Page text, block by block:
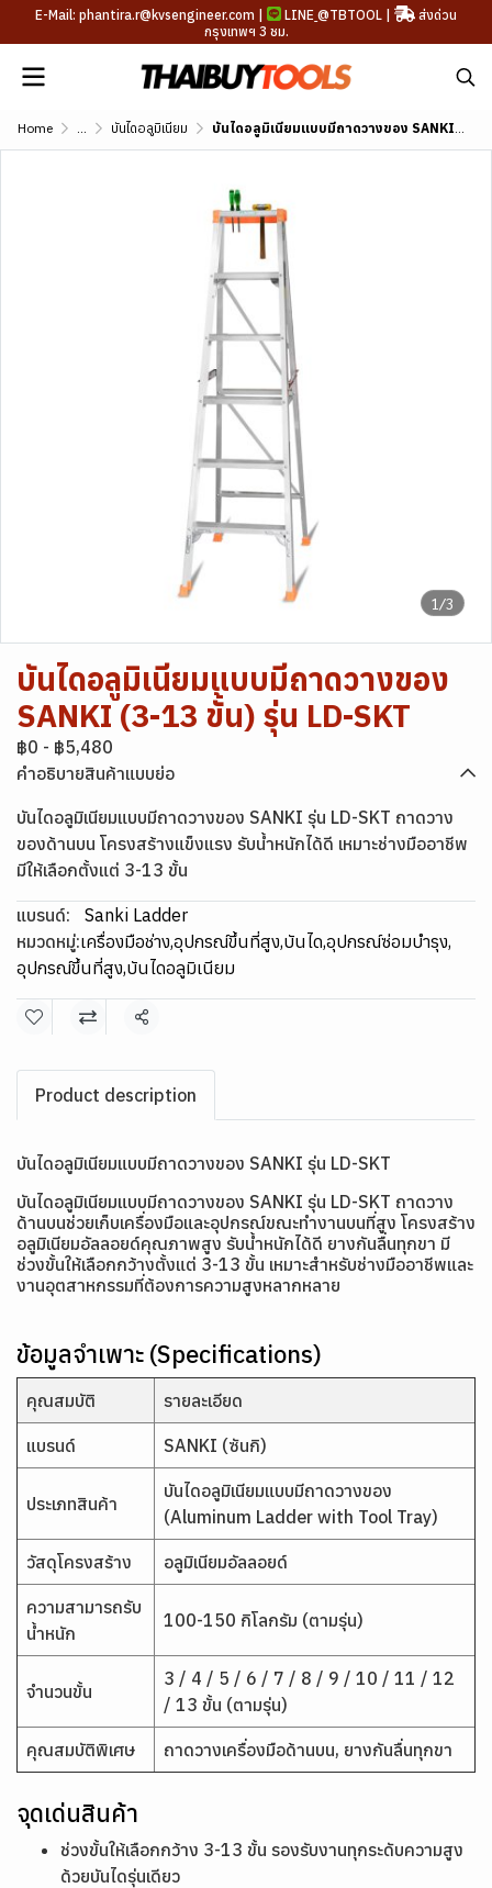
E-Mail: phantira.r@kvsengineer.com | LINE @TBTOOL |
ส่งด่วน
กรุงเทพฯ 3 ชม.
Home ... บันไดอลูมิเนียม บันไดอลูมิเนียมแบบมีถาดวางของ SANKI (3-13 ขั้น) รุ่น LD-SKT
1/3
บันไดอลูมิเนียมแบบมีถาดวางของ
SANKI (3-13 ขั้น) รุ่น LD-SKT
฿0 - ฿5,480
คำอธิบายสินค้าแบบย่อ
บันไดอลูมิเนียมแบบมีถาดวางของ SANKI รุ่น LD-SKT ถาดวาง
ของด้านบน โครงสร้างแข็งแรง รับน้ำหนักได้ดี เหมาะช่างมืออาชีพ
มีให้เลือกตั้งแต่ 3-13 ขั้น
แบรนด์:
Sanki Ladder
หมวดหมู่:เครื่องมือช่าง,อุปกรณ์ขึ้นที่สูง,บันได,อุปกรณ์ซ่อมบำรุง,
อุปกรณ์ขึ้นที่สูง,บันไดอลูมิเนียม
แชร์
Product description
บันไดอลูมิเนียมแบบมีถาดวางของ SANKI รุ่น LD-SKT
บันไดอลูมิเนียมแบบมีถาดวางของ SANKI รุ่น LD-SKT ถาดวาง
ด้านบนช่วยเก็บเครื่องมือและอุปกรณ์ขณะทำงานบนที่สูง โครงสร้าง
อลูมิเนียมอัลลอยด์คุณภาพสูง รับน้ำหนักได้ดี ยางกันลื่นทุกขา มี
ช่วงขั้นให้เลือกกว้างตั้งแต่ 3-13 ขั้น เหมาะสำหรับช่างมืออาชีพและ
งานอุตสาหกรรมที่ต้องการความสูงหลากหลาย
ข้อมูลจำเพาะ (Specifications)
คุณสมบัติ รายละเอียด
แบรนด์ SANKI (ซันกิ)
ประเภทสินค้า
บันไดอลูมิเนียมแบบมีถาดวางของ
(Aluminum Ladder with Tool Tray)
วัสดุโครงสร้าง อลูมิเนียมอัลลอยด์
ความสามารถรับ
น้ำหนัก
100-150 กิโลกรัม (ตามรุ่น)
จำนวนขั้น
3 / 4 / 5 / 6 / 7 / 8 / 9 / 10 / 11 / 12
/ 13 ขั้น (ตามรุ่น)
คุณสมบัติพิเศษ ถาดวางเครื่องมือด้านบน, ยางกันลื่นทุกขา
จุดเด่นสินค้า
ช่วงขั้นให้เลือกกว้าง 3-13 ขั้น รองรับงานทุกระดับความสูง
ด้วยบันไดรุ่นเดียว